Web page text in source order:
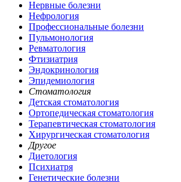
Нервные болезни
Нефрология
Профессиональные болезни
Пульмонология
Ревматология
Фтизиатрия
Эндокринология
Эпидемиология
Стоматология
Детская стоматология
Ортопедическая стоматология
Терапевтическая стоматология
Хирургическая стоматология
Другое
Диетология
Психиатря
Генетические болезни